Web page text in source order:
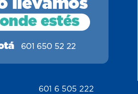
601 6 505 222